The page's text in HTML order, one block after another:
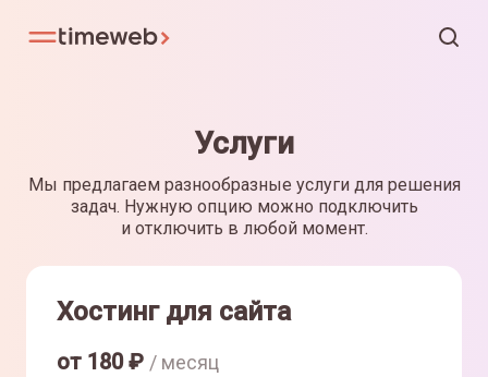
Услуги
Мы предлагаем разнообразные услуги для решения
задач. Нужную опцию можно подключить
и отключить в любой момент.
Хостинг для сайта
от 180₽ / месяц